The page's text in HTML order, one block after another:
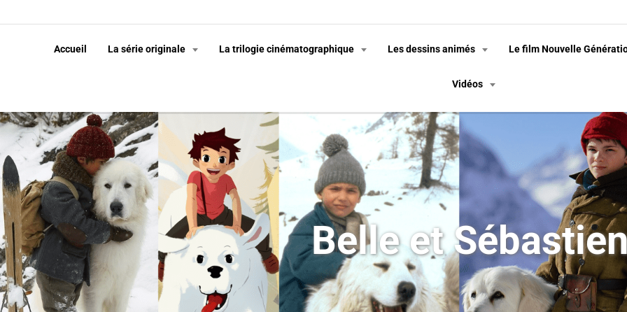
Accueil La série originale La trilogie cinématographique Les dessins animés Le film Nouvelle
Vidéos
Belle et